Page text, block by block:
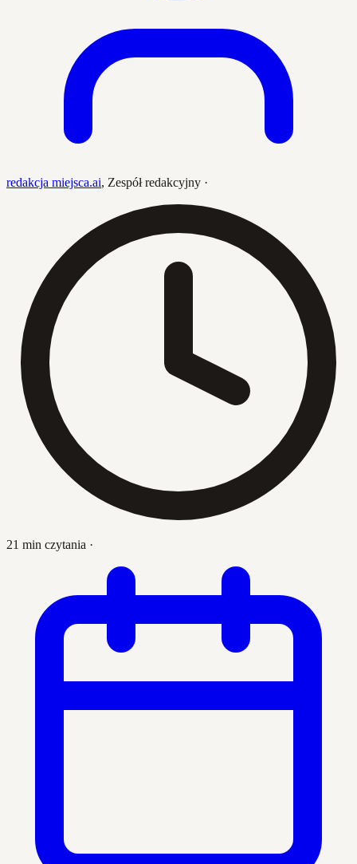
redakcja miejsca.ai, Zespół redakcyjny ·
21 min czytania ·